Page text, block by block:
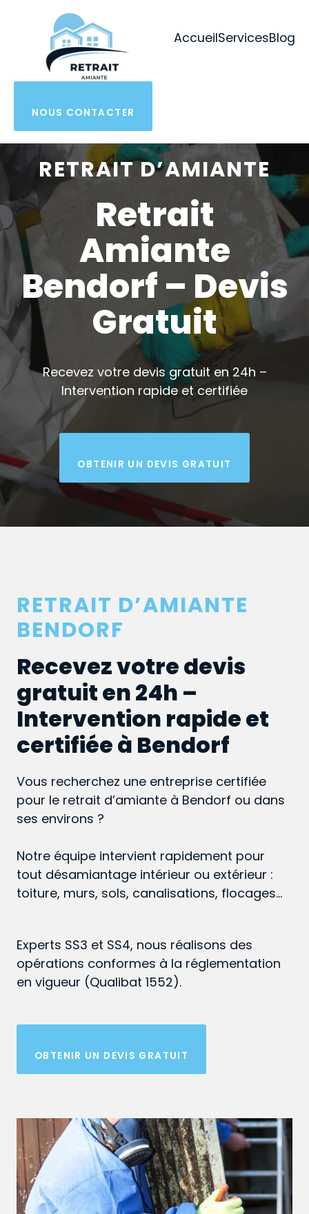
AccueilServicesBlog
NOUS CONTACTER
RETRAIT D’AMIANTE
Retrait
Amiante
Bendorf – Devis
Gratuit
Recevez votre devis gratuit en 24h –
Intervention rapide et certifiée
OBTENIR UN DEVIS GRATUIT
RETRAIT D’AMIANTE
BENDORF
Recevez votre devis
gratuit en 24h –
Intervention rapide et
certifiée à Bendorf
Vous recherchez une entreprise certifiée
pour le retrait d’amiante à Bendorf ou dans
ses environs ?
Notre équipe intervient rapidement pour
tout désamiantage intérieur ou extérieur :
toiture, murs, sols, canalisations, flocages…
Experts SS3 et SS4, nous réalisons des
opérations conformes à la réglementation
en vigueur (Qualibat 1552).
OBTENIR UN DEVIS GRATUIT